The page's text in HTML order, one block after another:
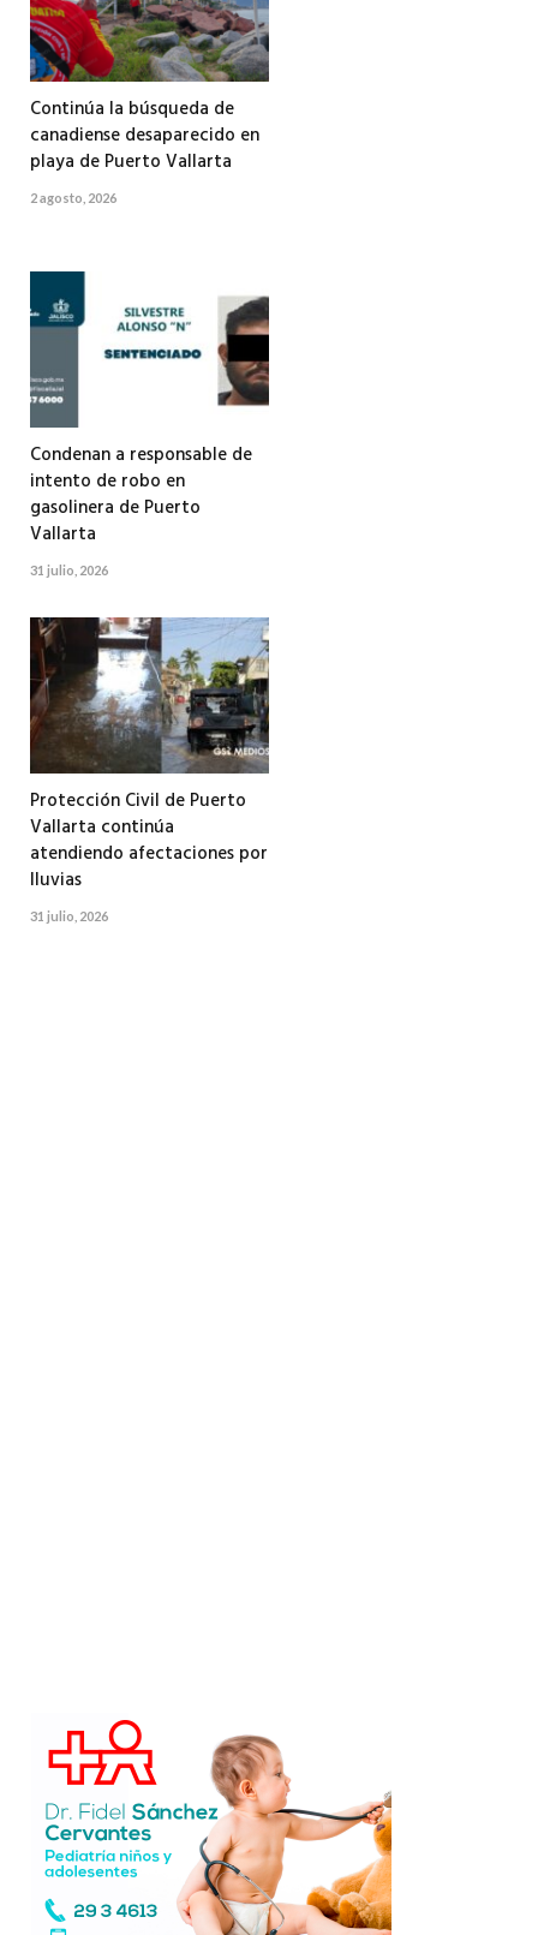
Continúa la búsqueda de
canadiense desaparecido en
playa de Puerto Vallarta
2 agosto, 2026
Condenan a responsable de
intento de robo en
gasolinera de Puerto
Vallarta
31 julio, 2026
Protección Civil de Puerto
Vallarta continúa
atendiendo afectaciones por
lluvias
31 julio, 2026